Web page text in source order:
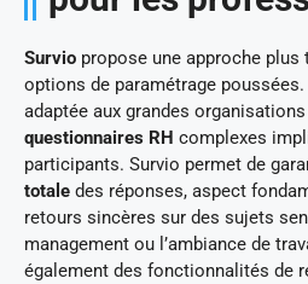
Survio propose une approche plus
options de paramétrage
adaptée aux grandes
questionnaires RH complexes
participants. Survio permet de
totale des réponses, aspect
retours sincères sur des sujets
management ou l’ambiance de
également des fonctionnalités de